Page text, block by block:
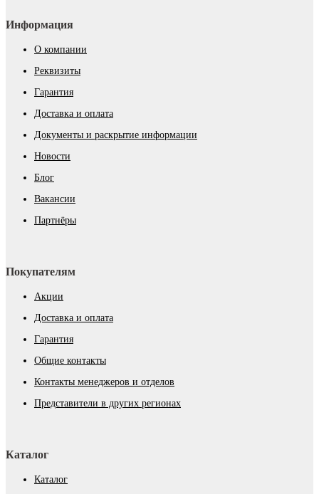
Информация
О компании
Реквизиты
Гарантия
Доставка и оплата
Документы и раскрытие информации
Новости
Блог
Вакансии
Партнёры
Покупателям
Акции
Доставка и оплата
Гарантия
Общие контакты
Контакты менеджеров и отделов
Представители в других регионах
Каталог
Каталог